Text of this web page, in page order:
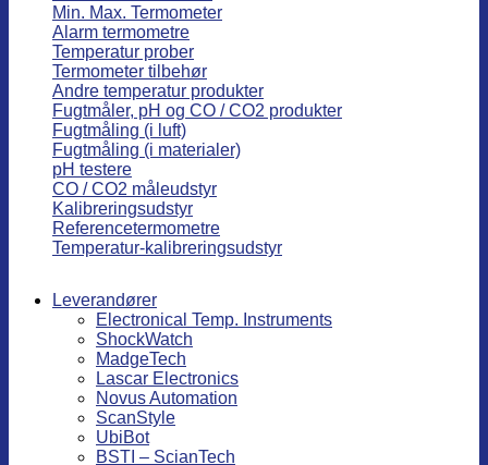
Min. Max. Termometer
Alarm termometre
Temperatur prober
Termometer tilbehør
Andre temperatur produkter
Fugtmåler, pH og CO / CO2 produkter
Fugtmåling (i luft)
Fugtmåling (i materialer)
pH testere
CO / CO2 måleudstyr
Kalibreringsudstyr
Referencetermometre
Temperatur-kalibreringsudstyr
Leverandører
Electronical Temp. Instruments
ShockWatch
MadgeTech
Lascar Electronics
Novus Automation
ScanStyle
UbiBot
BSTI – ScianTech